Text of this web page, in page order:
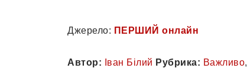
Джерело: ПЕРШИЙ онлайн
Автор: Іван Білий Рубрика: Важливо,